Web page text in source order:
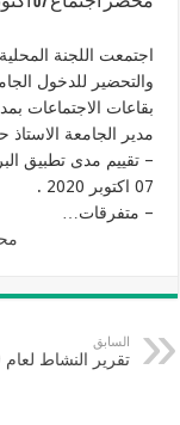
مدير الجامعة
07 اكتوبر 2020 .
– متفرقات…
السابق
تقرير النشاط لعام 2019